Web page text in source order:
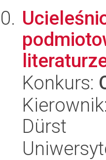
Konkurs:
Dürst